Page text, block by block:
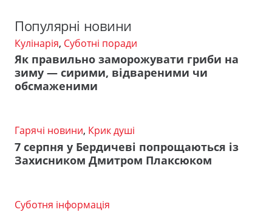
Популярні новини
Кулінарія, Суботні поради
Як правильно заморожувати гриби на
зиму — сирими, відвареними чи
обсмаженими
Гарячі новини, Крик душі
7 серпня у Бердичеві попрощаються із
Захисником Дмитром Плаксюком
Суботня інформація